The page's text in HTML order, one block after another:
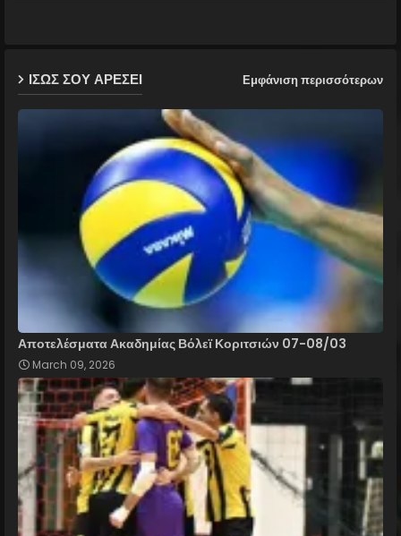
p
ΙΣΩΣ ΣΟΥ ΑΡΕΣΕΙ Εμφάνιση περισσότερων
Αποτελέσματα Ακαδημίας Βόλεϊ Κοριτσιών 07-08/03
March 09, 2026